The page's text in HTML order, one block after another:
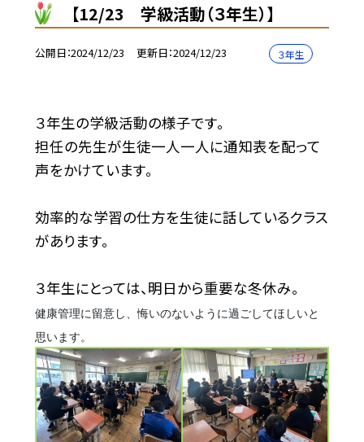
【12/23 学級活動（３年生）】
公開日 2024/12/23 更新日 2024/12/23 ３年生
３年生の学級活動の様子です。
担任の先生が生徒一人一人に通知表を配って
声をかけています。
効率的な学習の仕方を生徒に話しているクラス
があります。
３年生にとっては、明日から重要な冬休み。
健康管理に留意し、悔いのないように過ごしてほしいと
思います。